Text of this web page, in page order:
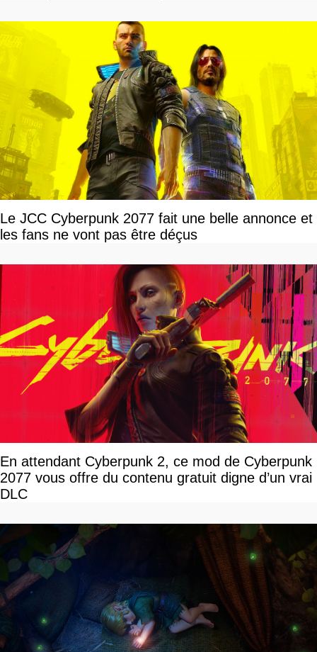
Le JCC Cyberpunk 2077 fait une belle annonce et
les fans ne vont pas être déçus
En attendant Cyberpunk 2, ce mod de Cyberpunk
2077 vous offre du contenu gratuit digne d’un vrai
DLC